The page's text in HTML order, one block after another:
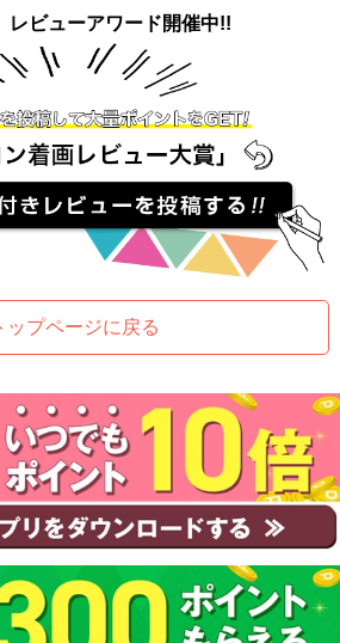
レビューアワード開催中!!
ップページに戻る